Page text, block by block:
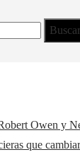
Owen y
que